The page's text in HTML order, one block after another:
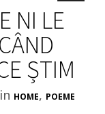
NI LE
ȘTIM
in HOME, POEME